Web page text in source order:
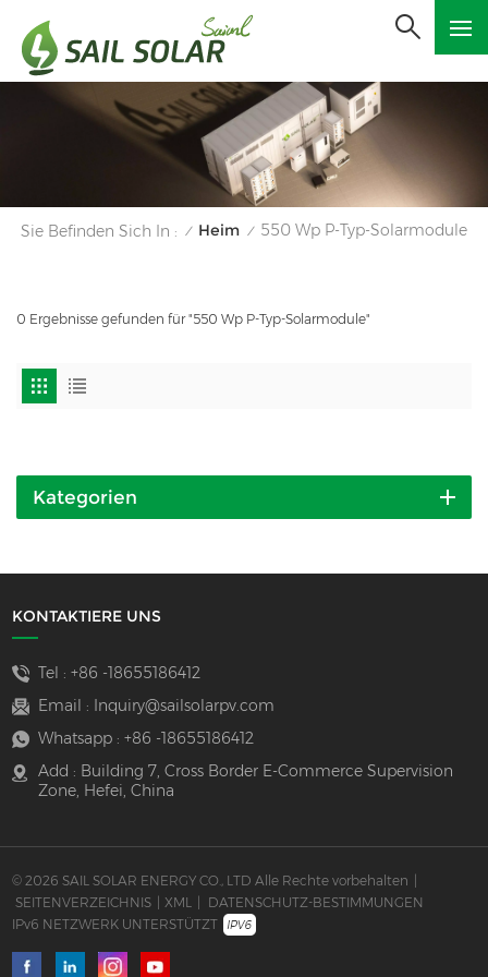
Sie Befinden Sich In : / Heim / 550 Wp P-Typ-Solarmodule
0 Ergebnisse gefunden für "550 Wp P-Typ-Solarmodule"
Kategorien
KONTAKTIERE UNS
Tel : +86 -18655186412
Email :
Inquiry@sailsolarpv.com
Whatsapp : +86 -18655186412
Add : Building 7, Cross Border E-Commerce Supervision
Zone, Hefei, China
© 2026 SAIL SOLAR ENERGY CO., LTD Alle Rechte vorbehalten |
SEITENVERZEICHNIS | XML | DATENSCHUTZ-BESTIMMUNGEN
IPv6 NETZWERK UNTERSTÜTZT